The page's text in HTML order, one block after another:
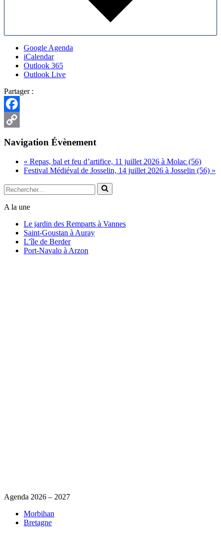
Google Agenda
iCalendar
Outlook 365
Outlook Live
Partager :
Facebook
Navigation Évènement
« Repas, bal et feu d’artifice, 11 juillet 2026 à Molac (56)
Festival Médiéval de Josselin, 14 juillet 2026 à Josselin (56) »
Rechercher...
A la une
Le jardin des Remparts à Vannes
Saint-Goustan à Auray
L’île de Berder
Port-Navalo à Arzon
Agenda 2026 – 2027
Morbihan
Bretagne